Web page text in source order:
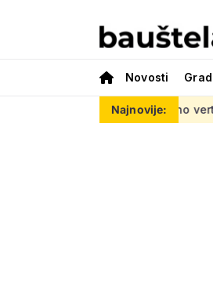
Novosti
Najnovije:
Šareno vertikalno selo: